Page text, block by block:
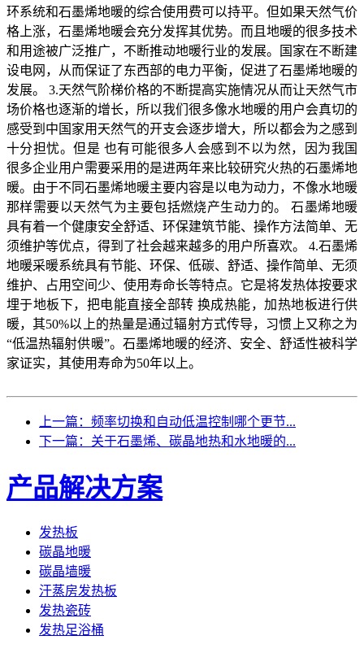
环系统和石墨烯地暖的综合使用费可以持平。但如果天然气价
格上涨，石墨烯地暖会充分发挥其优势。而且地暖的很多技术
和用途被广泛推广，不断推动地暖行业的发展。国家在不断建
设电网，从而保证了东西部的电力平衡，促进了石墨烯地暖的
发展。 3.天然气阶梯价格的不断提高实施情况从而让天然气市
场价格也逐渐的增长，所以我们很多像水地暖的用户会真切的
感受到中国家用天然气的开支会逐步增大，所以都会为之感到
十分担忧。但是 也有可能很多人会感到不以为然，因为我国
很多企业用户需要采用的是进两年来比较研究火热的石墨烯地
暖。由于不同石墨烯地暖主要内容是以电为动力，不像水地暖
那样需要以天然气为主要包括燃烧产生动力的。 石墨烯地暖
具有着一个健康安全舒适、环保建筑节能、操作方法简单、无
须维护等优点，得到了社会越来越多的用户所喜欢。 4.石墨烯
地暖采暖系统具有节能、环保、低碳、舒适、操作简单、无须
维护、占用空间少、使用寿命长等特点。它是将发热体按要求
埋于地板下，把电能直接全部转 换成热能，加热地板进行供
暖，其50%以上的热量是通过辐射方式传导，习惯上又称之为
“低温热辐射供暖”。石墨烯地暖的经济、安全、舒适性被科学
家证实，其使用寿命为50年以上。
上一篇：频率切换和自动低温控制哪个更节...
下一篇：关于石墨烯、碳晶地热和水地暖的...
产品解决方案
发热板
碳晶地暖
碳晶墙暖
汗蒸房发热板
发热瓷砖
发热足浴桶